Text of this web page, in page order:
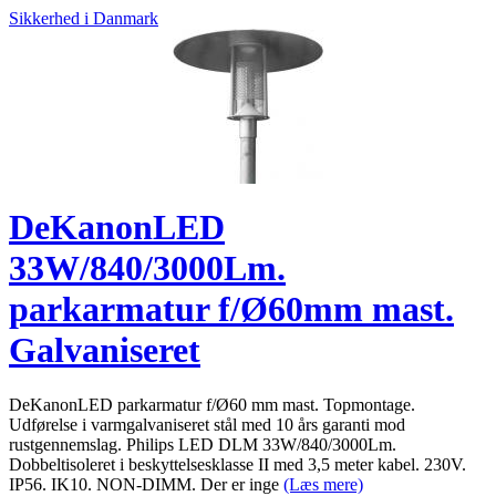
Sikkerhed i Danmark
DeKanonLED
33W/840/3000Lm.
parkarmatur f/Ø60mm mast.
Galvaniseret
DeKanonLED parkarmatur f/Ø60 mm mast. Topmontage.
Udførelse i varmgalvaniseret stål med 10 års garanti mod
rustgennemslag. Philips LED DLM 33W/840/3000Lm.
Dobbeltisoleret i beskyttelsesklasse II med 3,5 meter kabel. 230V.
IP56. IK10. NON-DIMM. Der er inge (Læs mere)